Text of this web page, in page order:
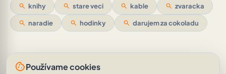
search knihy search stare veci search kable search zvaracka
search naradie search hodinky search darujem za cokoladu
cookiePoužívame cookies